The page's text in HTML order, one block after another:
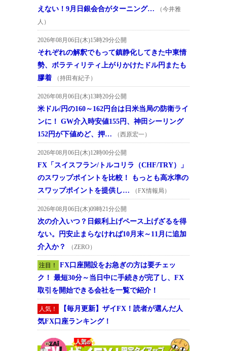
えない！9月日銀会合がターニング…
（今井雅
人）
2026年08月06日(木)15時29分公開
それぞれの解釈でもって鎮静化してきた中東情
勢、ボラティリティ上がりかけたドル円またも
膠着
（持田有紀子）
2026年08月06日(木)13時20分公開
米ドル/円の160～162円台は日米当局の防衛ライ
ンに！ GW介入時安値155円、神田シーリング
152円が下値めど、押…
（西原宏一）
2026年08月06日(木)12時00分公開
FX「スイスフラン/トルコリラ（CHF/TRY）」
のスワップポイントを比較！ もっとも高水準の
スワップポイントを提供し…
（FX情報局）
2026年08月06日(木)09時21分公開
次の介入いつ？日銀利上げペース上げざるを得
ない。円安止まらなければ10月末～11月に追加
介入か？
（ZERO）
注目！
FX口座開設をお急ぎの方は要チェッ
ク！ 最短30分～当日中に手続きが完了し、FX
取引を開始できる会社を一覧で紹介！
人気！
【毎月更新】ザイFX！読者が選んだ人
気FX口座ランキング！